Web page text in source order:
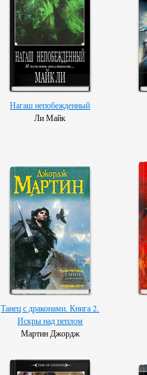
Нагаш непобежденный
Ли Майк
Танец с драконами. Книга 2.
Искры над пеплом
Мартин Джордж